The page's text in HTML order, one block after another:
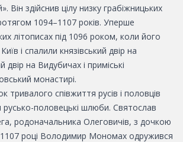
Він здійснив цілу низку грабіжницьких
1094–1107 років. Уперше
літописах під 1096 роком, коли його
і спалили князівський двір на
двір на Видубичах і приміські
монастирі.
тривалого співжиття русів і половців
русько-половецькі шлюби. Святослав
родоначальника Олеговичів, з дочкою
році Володимир Мономах одружився